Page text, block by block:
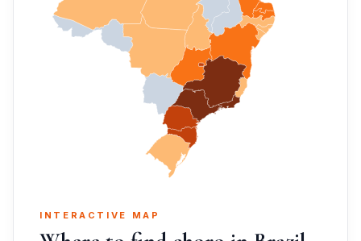
INTERACTIVE MAP